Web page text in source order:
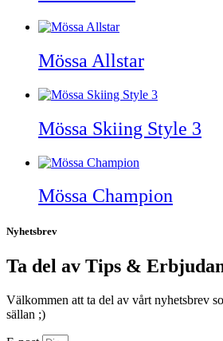
Mössa Allstar
Mössa Skiing Style 3
Mössa Champion
Nyhetsbrev
Ta del av Tips &
Välkommen att ta del av vårt nyhetsbrev
sällan ;)